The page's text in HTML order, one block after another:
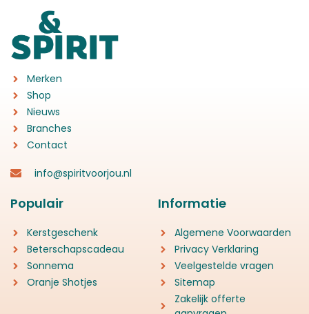
Merken
Shop
Nieuws
Branches
Contact
info@spiritvoorjou.nl
Populair
Kerstgeschenk
Beterschapscadeau
Sonnema
Oranje Shotjes
Informatie
Algemene Voorwaarden
Privacy Verklaring
Veelgestelde vragen
Sitemap
Zakelijk offerte